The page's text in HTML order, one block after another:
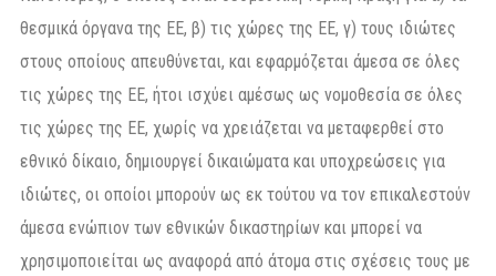
θεσμικά όργανα της ΕΕ, β) τις χώρες της ΕΕ, γ) τους ιδιώτες
στους οποίους απευθύνεται, και εφαρμόζεται άμεσα σε όλες
τις χώρες της ΕΕ, ήτοι ισχύει αμέσως ως νομοθεσία σε όλες
τις χώρες της ΕΕ, χωρίς να χρειάζεται να μεταφερθεί στο
εθνικό δίκαιο, δημιουργεί δικαιώματα και υποχρεώσεις για
ιδιώτες, οι οποίοι μπορούν ως εκ τούτου να τον επικαλεστούν
άμεσα ενώπιον των εθνικών δικαστηρίων και μπορεί να
χρησιμοποιείται ως αναφορά από άτομα στις σχέσεις τους με